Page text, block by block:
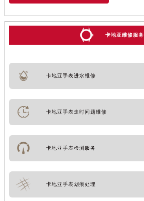
卡地亚维修服务
卡地亚手表进水维修
卡地亚手表走时问题维修
卡地亚手表检测服务
卡地亚手表划痕处理